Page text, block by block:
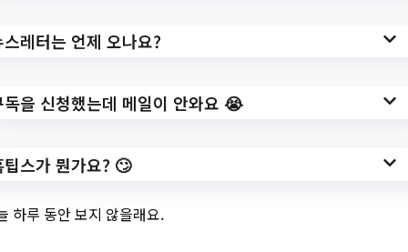
popupYn=&dept=&dong=&option1=&view
작성일: 2023-08-29 ~
3.
2023 중랑 동물과 함께 행복
한 문화 콘서트 개최 안내
스레터는 언제 오나요?
독을 신청했는데 메일이 안와요 😭
팁스가 뭔가요? 🙄
하루 동안 보지 않을래요.